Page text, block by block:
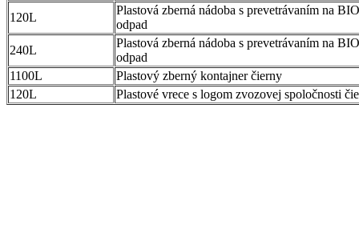
120L
Plastová zberná nádoba s prevetrávaním na BIO
odpad
240L
Plastová zberná nádoba s prevetrávaním na BIO
odpad
1100L
Plastový zberný kontajner čierny
120L
Plastové vrece s logom zvozovej spoločnosti